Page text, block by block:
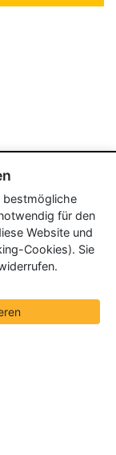
bestmögliche
für den
Website und
Cookies). Sie